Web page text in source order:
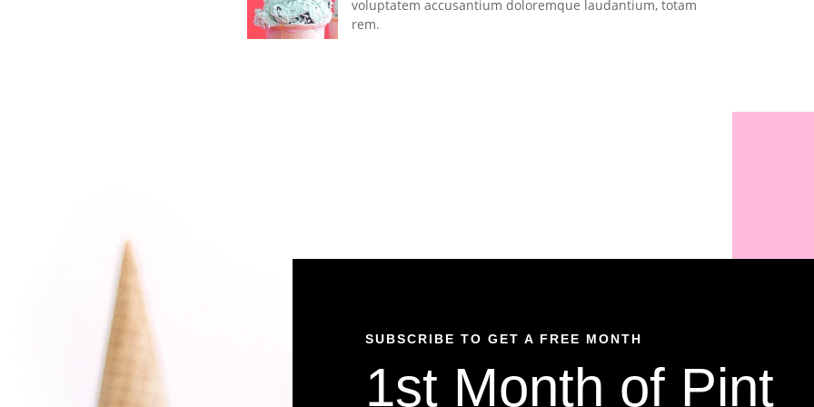
voluptatem accusantium doloremque laudantium, totam
rem.
SUBSCRIBE TO GET A FREE MONTH
1st Month of Pint